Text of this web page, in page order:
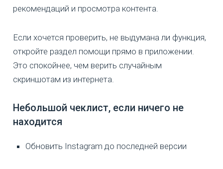
рекомендаций и просмотра контента.
Если хочется проверить, не выдумана ли функция,
откройте раздел помощи прямо в приложении.
Это спокойнее, чем верить случайным
скриншотам из интернета.
Небольшой чеклист, если ничего не
находится
Обновить Instagram до последней версии